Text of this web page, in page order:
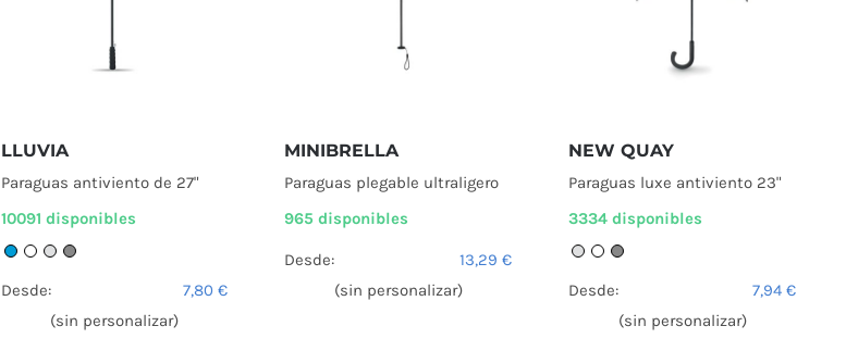
LLUVIA
Paraguas antiviento de 27"
10091 disponibles
Desde: 7,80€
(sin personalizar)
MINIBRELLA
Paraguas plegable ultraligero
965 disponibles
Desde: 13,29€
(sin personalizar)
NEW QUAY
Paraguas luxe antiviento 23"
3334 disponibles
Desde: 7,94 €
(sin personalizar)